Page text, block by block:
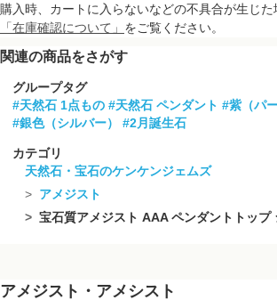
購入時、カートに入らないなどの不具合が生じた
「在庫確認について」 をご覧ください。
関連の商品をさがす
グループタグ
#天然石 1点もの #天然石 ペンダント #紫（パ
#銀色（シルバー）
#2月誕生石
カテゴリ
天然石・宝石のケンケンジェムズ
アメジスト
宝石質アメジスト AAA ペンダントトップ シルバー
アメジスト・アメシスト